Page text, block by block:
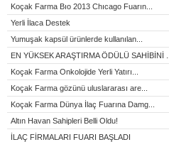
Koçak Farma Bıo 2013 Chıcago Fuarın...
Yerli İlaca Destek
Yumuşak kapsül ürünlerde kullanılan...
EN YÜKSEK ARAŞTIRMA ÖDÜLÜ SAHİBİNİ ...
Koçak Farma Onkolojide Yerli Yatırı...
Koçak Farma gözünü uluslararası are...
Koçak Farma Dünya İlaç Fuarına Damg...
Altın Havan Sahipleri Belli Oldu!
İLAÇ FİRMALARI FUARI BAŞLADI